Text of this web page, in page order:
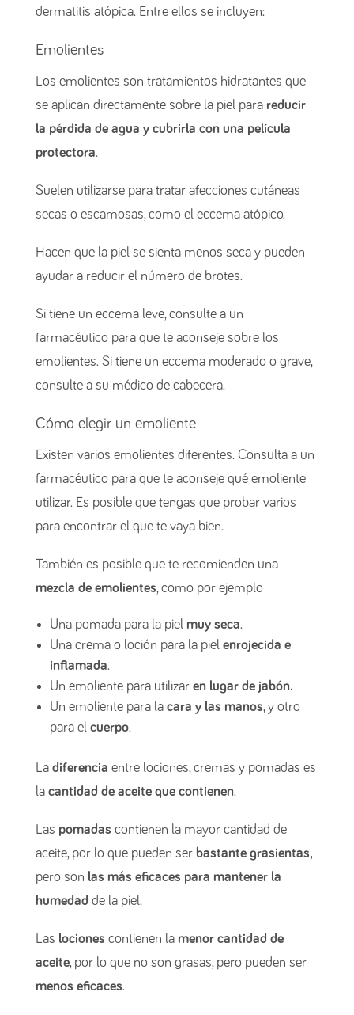
dermatitis atópica. Entre ellos se incluyen:
Emolientes
Los emolientes son tratamientos hidratantes que
se aplican directamente sobre la piel para reducir
la pérdida de agua y cubrirla con una película
protectora.
Suelen utilizarse para tratar afecciones cutáneas
secas o escamosas, como el eccema atópico.
Hacen que la piel se sienta menos seca y pueden
ayudar a reducir el número de brotes.
Si tiene un eccema leve, consulte a un
farmacéutico para que te aconseje sobre los
emolientes. Si tiene un eccema moderado o grave,
consulte a su médico de cabecera.
Cómo elegir un emoliente
Existen varios emolientes diferentes. Consulta a un
farmacéutico para que te aconseje qué emoliente
utilizar. Es posible que tengas que probar varios
para encontrar el que te vaya bien.
También es posible que te recomienden una
mezcla de emolientes, como por ejemplo
Una pomada para la piel muy seca.
Una crema o loción para la piel enrojecida e
inflamada.
Un emoliente para utilizaren lugar de jabón.
Un emoliente para la cara y las manos, y otro
para el cuerpo.
La diferencia entre lociones, cremas y pomadas es
la cantidad de aceite que contienen.
Las pomadas contienen la mayor cantidad de
aceite, por lo que pueden ser bastante grasientas,
pero son las más eficaces para mantener la
humedad de la piel.
Las lociones contienen la menor cantidad de
aceite, por lo que no son grasas, pero pueden ser
menos eficaces.